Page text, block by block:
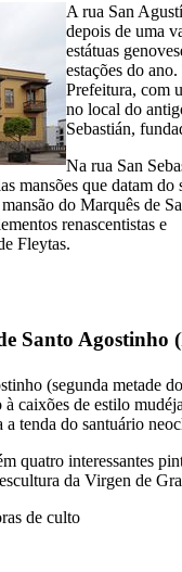
A rua San
depois de uma
estátuas
estações do
Prefeitura, com
no local do
Sebastián,
Na rua San
mansões que datam do
do Marquês de
renascentistas e
Fleytas.
Santo Agostinho (
(segunda metade
caixões de estilo
tenda do santuário
quatro interessantes
da Virgen de
de culto